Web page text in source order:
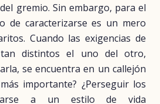
del gremio. Sin embargo, para el
de caracterizarse es un mero
Cuando las exigencias de
distintos el uno del otro,
se encuentra en un callejón
importante? ¿Perseguir los
a un estilo de vida